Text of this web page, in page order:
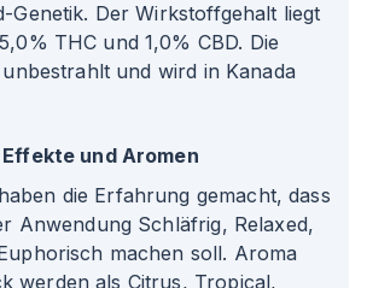
Genetik. Der Wirkstoffgehalt liegt
THC und 1,0% CBD. Die
und wird in Kanada
und Aromen
die Erfahrung gemacht, dass
Anwendung Schläfrig, Relaxed,
machen soll. Aroma
werden als Citrus, Tropical,